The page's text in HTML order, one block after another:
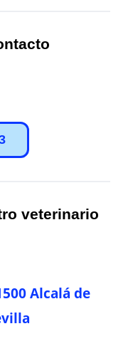
veterinario
Alcalá de